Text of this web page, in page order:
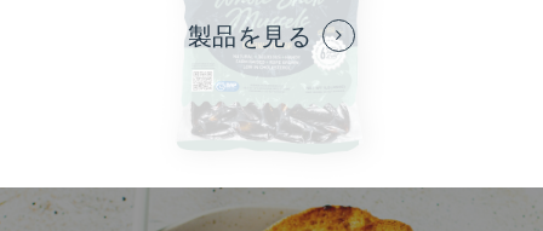
製品を見る